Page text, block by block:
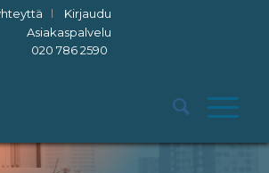
Kirjaudu
Asiakaspalvelu
020 786 2590